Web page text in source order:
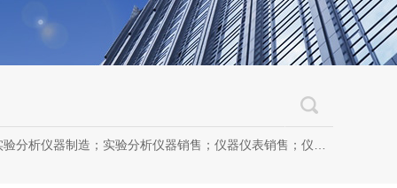
；办公设备销售；办公设备耗材制造；专用设备修理；信息安全设备制造；信息安全设备销售；物联网设备制造；通信设备制造；电子（气）物理设备及其他电子设备制造；技术服务、技术开发、技术咨询、技术交流、技术转让、技术推广；软件开发；光污染治理服务；工程管理服务；电子专用设备制造；教学用模型及教具制造；教学用模型及教具销售；金属材料销售；通讯设备销售；通讯设备修理；五金产品制造；五金产品批发；五金产品零售；五金产品研发；信息咨询服务（不含许可类信息咨询服务）；信息技术咨询服务；物联网设备销售（除依法须经批准的项目外，凭营业执照依法自主开展经营活动）许可项目：房屋建筑和市政基础设施项目工程总承包；互联网平台（依法须经批准的项目，经相关部门批准后方可开展经营活动，具体经营项目以审批结果为准）